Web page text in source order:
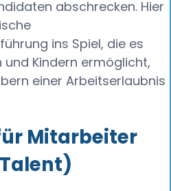
abschrecken. Hier
ins Spiel, die es
und Kindern ermöglicht,
einer Arbeitserlaubnis
Mitarbeiter